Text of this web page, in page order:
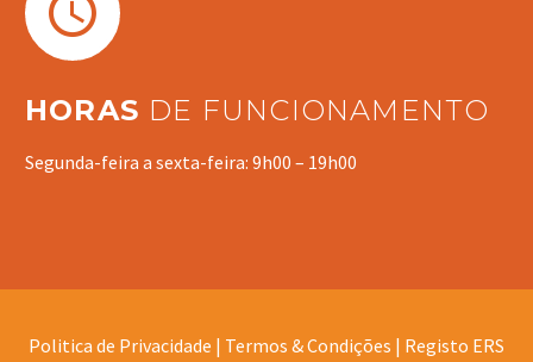


HORAS DE FUNCIONAMENTO
Segunda-feira a sexta-feira: 9h00 – 19h00
Politica de Privacidade | Termos & Condições | Registo ERS